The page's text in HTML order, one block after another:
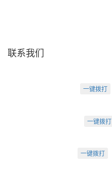
联系我们
一键拨打
一键拨打
一键拨打